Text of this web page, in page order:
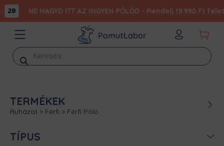
20 NE HAGYD ITT AZ INGYEN PÓLÓD - Rendelj 19.990 Ft
Products
search
TERMÉKEK
Ruházat > Férfi > Férfi Póló
TÍPUS